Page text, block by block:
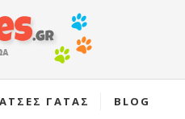
ΓΑΤΑΣ BLOG